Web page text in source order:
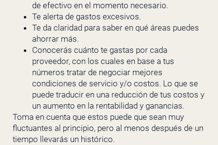
de efectivo en el momento necesario.
Te alerta de gastos excesivos.
Te da claridad para saber en qué áreas puedes
ahorrar más.
Conocerás cuánto te gastas por cada
proveedor, con los cuales en base a tus
números tratar de negociar mejores
condiciones de servicio y/o costos. Lo que se
puede traducir en una reducción de tus costos y
un aumento en la rentabilidad y ganancias.
Toma en cuenta que estos puede que sean muy
fluctuantes al principio, pero al menos después de un
tiempo llevarás un histórico.